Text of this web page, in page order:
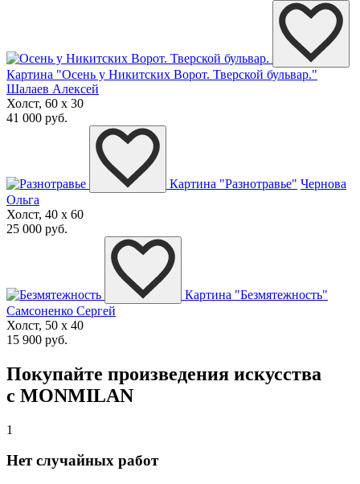
Картина "Осень у Никитских Ворот. Тверской бульвар."
Шалаев Алексей
Холст, 60 x 30
41 000 руб.
Картина "Разнотравье" Чернова
Ольга
Холст, 40 x 60
25 000 руб.
Картина "Безмятежность"
Самсоненко Сергей
Холст, 50 x 40
15 900 руб.
Покупайте произведения искусства
с MONMILAN
1
Нет случайных работ